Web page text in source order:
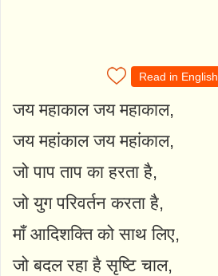
Read in English
जय महाकाल जय महाकाल,
जय महांकाल जय महांकाल,
जो पाप ताप का हरता है,
जो युग परिवर्तन करता है,
माँ आदिशक्ति को साथ लिए,
जो बदल रहा है सृष्टि चाल,